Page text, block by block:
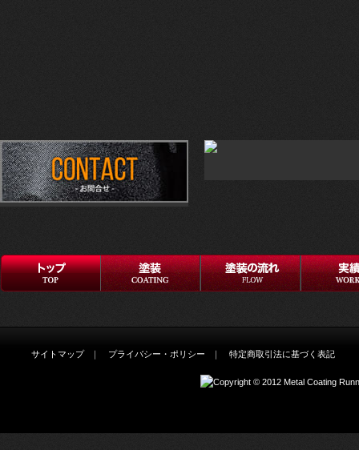
サイトマップ ｜ プライバシー・ポリシー ｜ 特定商取引法に基づく表記